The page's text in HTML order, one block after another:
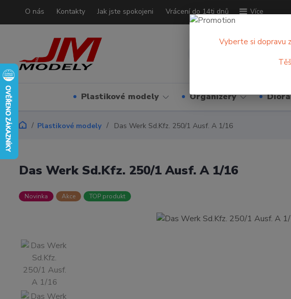
O nás Kontakty Jak jste spokojeni Vrácení do 14ti dnů Více
Plastikové modely Organizéry
Plastikové modely Das Werk Sd.Kfz. 250/1 Ausf. A 1/16
Das Werk Sd.Kfz. 250/1 Ausf. A 1/16
Novinka Akce TOP produkt
Vyberte si dopravu